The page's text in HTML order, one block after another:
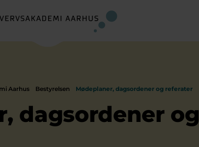
Aarhus Bestyrelsen Mødeplaner, dagsordener og referater
dagsordener og